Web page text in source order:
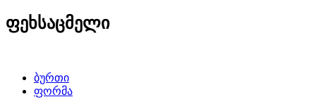
ფეხსაცმელი
ბურთი
ფორმა